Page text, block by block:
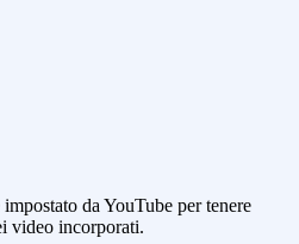
da YouTube per tenere
video incorporati.